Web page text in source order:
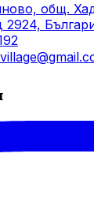
общ.
2924,